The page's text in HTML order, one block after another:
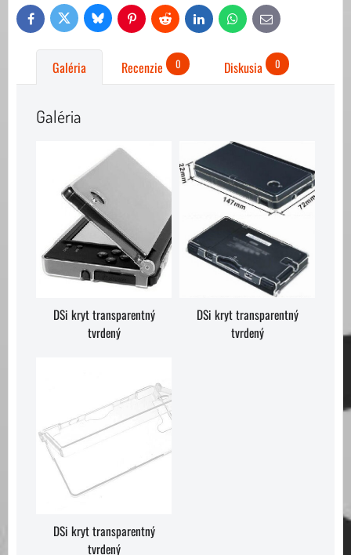
FacebookTwitter Bluesky PinterestReddit LinkedIn WhatsAppE-
mail
Galéria Recenzie 0 Diskusia 0
Galéria
DSi kryt transparentný
tvrdený
DSi kryt transparentný
tvrdený
DSi kryt transparentný
tvrdený